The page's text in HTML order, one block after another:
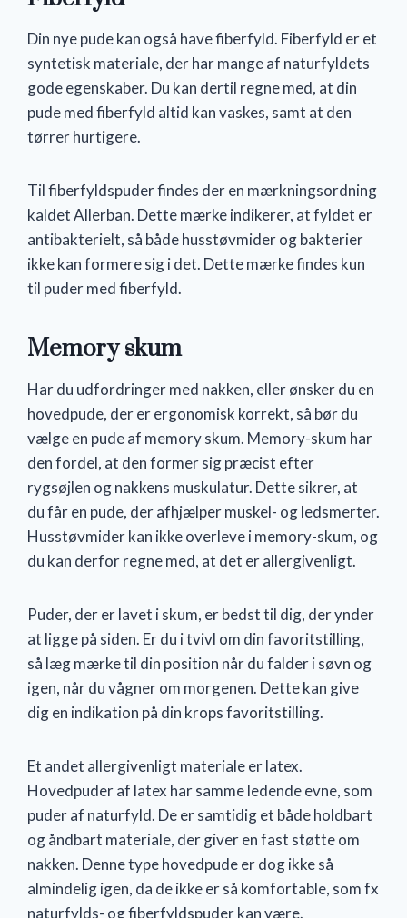
Din nye pude kan også have fiberfyld. Fiberfyld er et
syntetisk materiale, der har mange af naturfyldets
gode egenskaber. Du kan dertil regne med, at din
pude med fiberfyld altid kan vaskes, samt at den
tørrer hurtigere.
Til fiberfyldspuder findes der en mærkningsordning
kaldet Allerban. Dette mærke indikerer, at fyldet er
antibakterielt, så både husstøvmider og bakterier
ikke kan formere sig i det. Dette mærke findes kun
til puder med fiberfyld.
Memory skum
Har du udfordringer med nakken, eller ønsker du en
hovedpude, der er ergonomisk korrekt, så bør du
vælge en pude af memory skum. Memory-skum har
den fordel, at den former sig præcist efter
rygsøjlen og nakkens muskulatur. Dette sikrer, at
du får en pude, der afhjælper muskel- og ledsmerter.
Husstøvmider kan ikke overleve i memory-skum, og
du kan derfor regne med, at det er allergivenligt.
Puder, der er lavet i skum, er bedst til dig, der ynder
at ligge på siden. Er du i tvivl om din favoritstilling,
så læg mærke til din position når du falder i søvn og
igen, når du vågner om morgenen. Dette kan give
dig en indikation på din krops favoritstilling.
Et andet allergivenligt materiale er latex.
Hovedpuder af latex har samme ledende evne, som
puder af naturfyld. De er samtidig et både holdbart
og åndbart materiale, der giver en fast støtte om
nakken. Denne type hovedpude er dog ikke så
almindelig igen, da de ikke er så komfortable, som fx
naturfylds- og fiberfyldspuder kan være.